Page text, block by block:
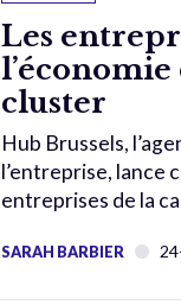
Les
cluster
Hub Brussels,
l’entreprise, lance
entreprises de la
SARAH BARBIER